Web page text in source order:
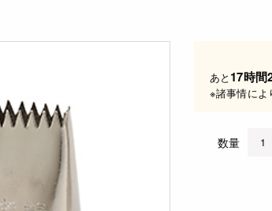
あと 17時間
※諸事情によ
数量